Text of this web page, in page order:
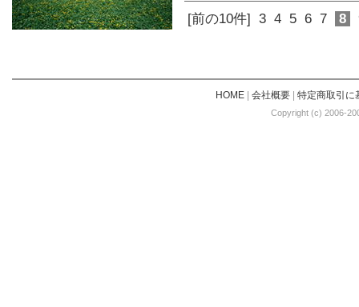
[前の10件] 3 4 5 6 7 8
HOME| 会社概要| 特定商取引に
Copyright (c) 2006-